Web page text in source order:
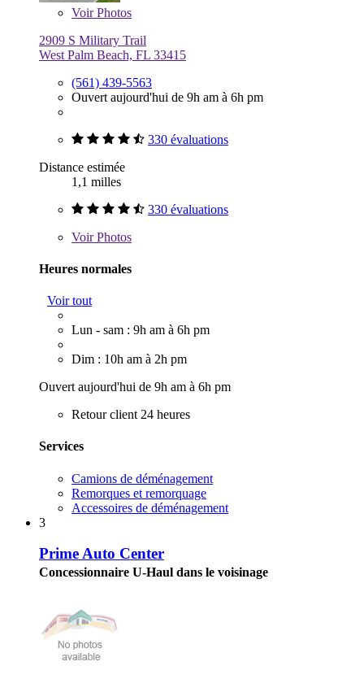
VoirPhotos
2909 S Military Trail
West Palm Beach, FL 33415
(561) 439-5563
Ouvert aujourd'hui de 9h am à 6h pm
330 évaluations
Distance estimée
1,1 milles
330 évaluations
VoirPhotos
Heures normales
Voir tout
Lun - sam : 9h am à 6h pm
Dim : 10h am à 2h pm
Ouvert aujourd'hui de 9h am à 6h pm
Retour client 24 heures
Services
Camions de déménagement
Remorques et remorquage
Accessoires de déménagement
3
Prime Auto Center
Concessionnaire U-Haul dans le voisinage